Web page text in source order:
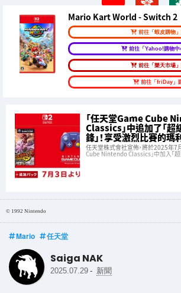
Mario Kart World - Switch 2
前往「蝦皮購物
前往「Yahoo!購物中
前往「樂天市場
前往「friDay」
「任天堂Game Cube
Classics」中追加了「
鋒」！享受激烈比賽的
任天堂株式會社宣佈，將於2025年7
Cube Nintendo Classics」中加入「超
© 1992 Nintendo
Mario 任天堂
Saiga NAK
2025.07.29 - 新聞